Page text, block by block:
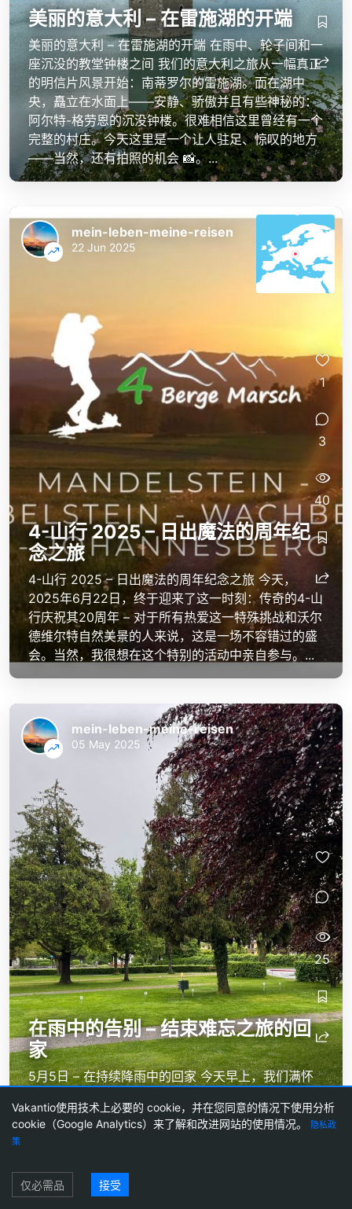
美丽的意大利 – 在雷施湖的开端
美丽的意大利 – 在雷施湖的开端 在雨中、轮子间和一
座沉没的教堂钟楼之间 我们的意大利之旅从一幅真正
的明信片风景开始：南蒂罗尔的雷施湖。而在湖中
央，矗立在水面上——安静、骄傲并且有些神秘的：
阿尔特-格劳恩的沉没钟楼。很难相信这里曾经有一个
完整的村庄。今天这里是一个让人驻足、惊叹的地方
——当然，还有拍照的机会 📸。...
4-山行 2025 – 日出魔法的周年纪
念之旅
4-山行 2025 – 日出魔法的周年纪念之旅 今天，
2025年6月22日，终于迎来了这一时刻：传奇的4-山
行庆祝其20周年 – 对于所有热爱这一特殊挑战和沃尔
德维尔特自然美景的人来说，这是一场不容错过的盛
会。当然，我很想在这个特别的活动中亲自参与。...
mein-leben-meine-reisen
22 Jun 2025
1
3
40
在雨中的告别 – 结束难忘之旅的回
家
5月5日 – 在持续降雨中的回家 今天早上，我们满怀
停地拍打着房车的车顶——而根据天气预报，接下来
的几天也没有改变的迹象。寒冷、持续的降雨以及没
mein-leben-meine-reisen
05 May 2025
25
Vakantio使用技术上必要的 cookie，并在您同意的情况下使用分析
cookie（Google Analytics）来了解和改进网站的使用情况。
隐私政
策
仅必需品 接受